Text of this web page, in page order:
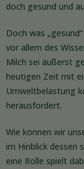
doch gesund und
Doch was
vor allem des
Milch sei äußerst
heutigen Zeit mit
Umweltbelastung
herausfordert.
Wie können wir
im Hinblick dessen
eine Rolle spielt